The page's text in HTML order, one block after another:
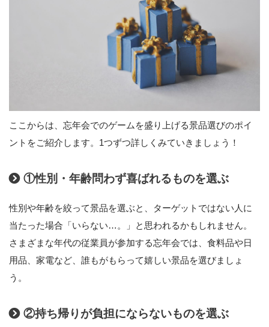
ここからは、忘年会でのゲームを盛り上げる景品選びのポイ
ントをご紹介します。1つずつ詳しくみていきましょう！
①性別・年齢問わず喜ばれるものを選ぶ
性別や年齢を絞って景品を選ぶと、ターゲットではない人に
当たった場合「いらない…。」と思われるかもしれません。
さまざまな年代の従業員が参加する忘年会では、食料品や日
用品、家電など、誰もがもらって嬉しい景品を選びましょ
う。
②持ち帰りが負担にならないものを選ぶ